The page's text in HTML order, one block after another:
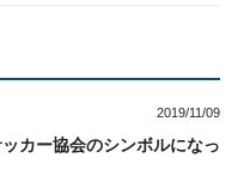
2019/11/09
カー協会のシンボルになっ